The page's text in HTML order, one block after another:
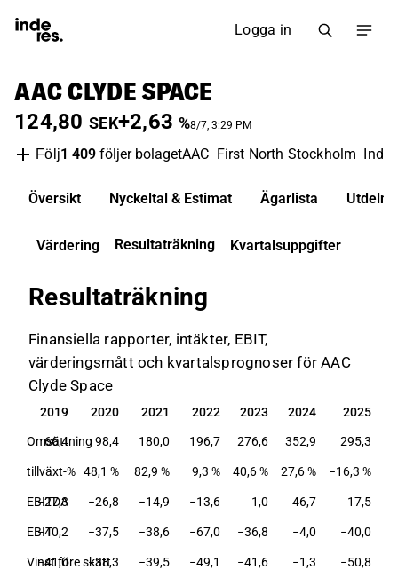
Logga in
AAC CLYDE SPACE
124,80 SEK+2,63 %8/7, 3:29 PM
Följ1 409 följer bolagetAAC First North Stockholm
Översikt Nyckeltal & Estimat Ägarlista
Värdering Resultaträkning Kvartalsuppgifter
Resultaträkning
Finansiella rapporter, intäkter, EBIT,
värderingsmått och kvartalsprognoser för AAC
Clyde Space
2019 2020 2021 2022 2023 2024 2025
2019 2020 2021 2022 2023 2024 2025
Omsättning
66,4 98,4 180,0 196,7 276,6 352,9 295,3
tillväxt-% 48,1 % 82,9 % 9,3 % 40,6 % 27,6 % −16,3 %
EBITDA
−27,3 −26,8 −14,9 −13,6 1,0 46,7 17,5
EBIT
−40,2 −37,5 −38,6 −67,0 −36,8 −4,0 −40,0
Vinst före skatt
−41,0 −38,3 −39,5 −49,1 −41,6 −1,3 −50,8